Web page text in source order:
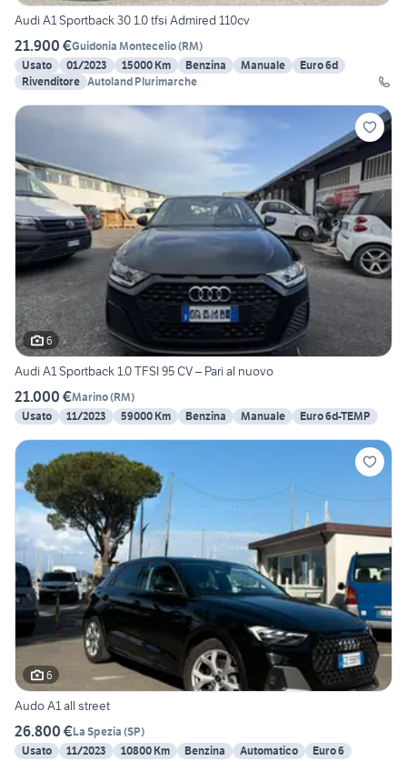
Audi A1 Sportback 30 1.0 tfsi Admired 110cv
21.900 €Guidonia Montecelio(RM)
Usato
01/2023 15000 Km Benzina Manuale
Euro 6d
Rivenditore Autoland Plurimarche
6
Audi A1 Sportback 1.0 TFSI 95 CV – Pari al nuovo
21.000 €Marino(RM)
Usato
11/2023 59000 Km Benzina Manuale Euro 6d-TEMP
6
Audo A1 all street
26.800 €La Spezia (SP)
Usato
11/2023 10800 Km Benzina Automatico Euro 6